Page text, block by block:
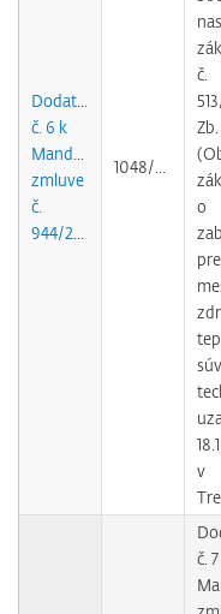
Dodatok
č. 6 k
Mandátnej
zmluve
č.
č.
Zb.
o
v
č.